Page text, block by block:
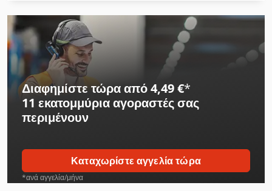
Διαφημίστε τώρα από 4,49 €*
11 εκατομμύρια αγοραστέςσας
περιμένουν
Καταχωρίστε αγγελία τώρα
*ανά αγγελία/μήνα